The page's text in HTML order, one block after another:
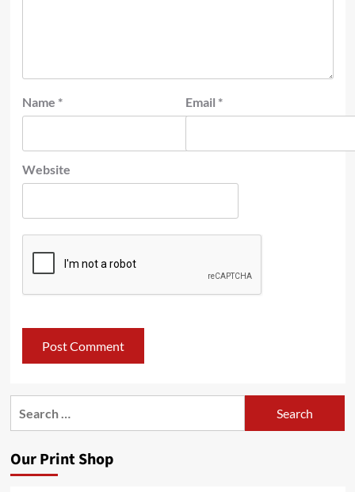
Name * Email *
Website
Our Print Shop